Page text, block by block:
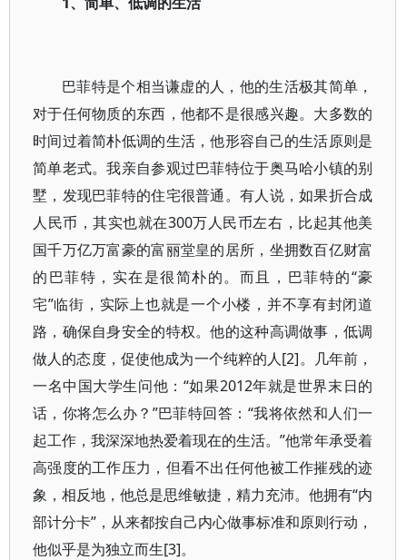
巴菲特是个相当谦虚的人，他的生活极其简单，
对于任何物质的东西，他都不是很感兴趣。大多数的
时间过着简朴低调的生活，他形容自己的生活原则是
简单老式。我亲自参观过巴菲特位于奥马哈小镇的别
墅，发现巴菲特的住宅很普通。有人说，如果折合成
人民币，其实也就在300万人民币左右，比起其他美
国千万亿万富豪的富丽堂皇的居所，坐拥数百亿财富
的巴菲特，实在是很简朴的。而且，巴菲特的“豪
宅”临街，实际上也就是一个小楼，并不享有封闭道
路，确保自身安全的特权。他的这种高调做事，低调
做人的态度，促使他成为一个纯粹的人[2]。几年前，
一名中国大学生问他：“如果2012年就是世界末日的
话，你将怎么办？”巴菲特回答：“我将依然和人们一
起工作，我深深地热爱着现在的生活。”他常年承受着
高强度的工作压力，但看不出任何他被工作摧残的迹
象，相反地，他总是思维敏捷，精力充沛。他拥有“内
部计分卡”，从来都按自己内心做事标准和原则行动，
他似乎是为独立而生[3]。